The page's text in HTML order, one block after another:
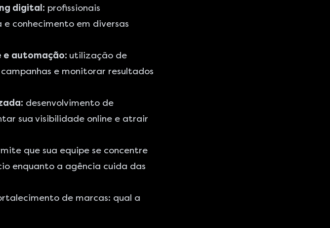
digital: profissionais
conhecimento em diversas
e automação: utilização de
e monitorar resultados
desenvolvimento de
sua visibilidade online e atrair
que sua equipe se concentre
enquanto a agência cuida das
de marcas: qual a